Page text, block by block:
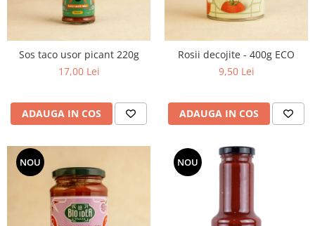
Sos taco usor picant 220g
17,00 Lei
ADAUGA IN COS
Rosii decojite - 400g ECO
9,50 Lei
ADAUGA IN COS
NOU NOU